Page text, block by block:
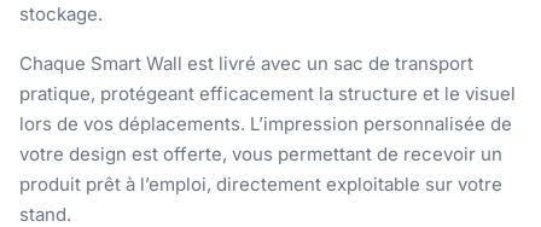
stockage.
Chaque Smart Wall est livré avec un sac de transport
pratique, protégeant efficacement la structure et le visuel
lors de vos déplacements. L’impression personnalisée de
votre design est offerte, vous permettant de recevoir un
produit prêt à l’emploi, directement exploitable sur votre
stand.